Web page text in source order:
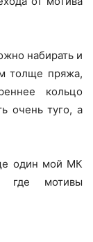
набирать и
толще пряжа,
кольцо
очень туго, а
один мой МК
где мотивы